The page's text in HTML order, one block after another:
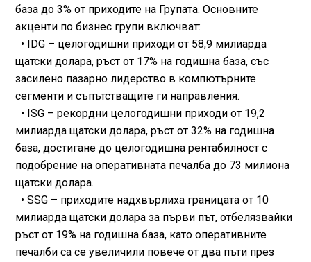
база до 3% от приходите на Групата. Основните
акценти по бизнес групи включват:
• IDG – целогодишни приходи от 58,9 милиарда
щатски долара, ръст от 17% на годишна база, със
засилено пазарно лидерство в компютърните
сегменти и съпътстващите ги направления.
• ISG – рекордни целогодишни приходи от 19,2
милиарда щатски долара, ръст от 32% на годишна
база, достигане до целогодишна рентабилност с
подобрение на оперативната печалба до 73 милиона
щатски долара.
• SSG – приходите надхвърлиха границата от 10
милиарда щатски долара за първи път, отбелязвайки
ръст от 19% на годишна база, като оперативните
печалби са се увеличили повече от два пъти през